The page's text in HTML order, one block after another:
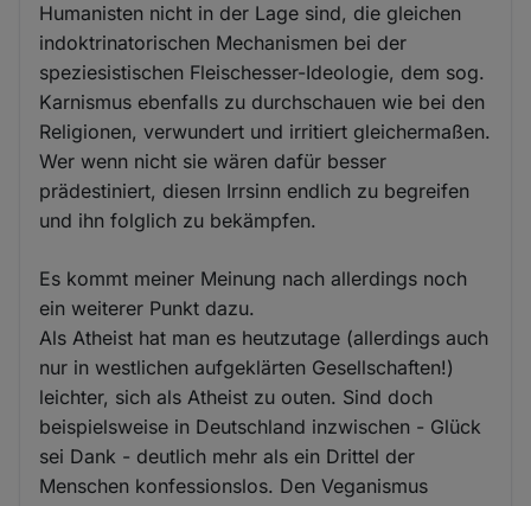
Humanisten nicht in der Lage sind, die gleichen
indoktrinatorischen Mechanismen bei der
speziesistischen Fleischesser-Ideologie, dem sog.
Karnismus ebenfalls zu durchschauen wie bei den
Religionen, verwundert und irritiert gleichermaßen.
Wer wenn nicht sie wären dafür besser
prädestiniert, diesen Irrsinn endlich zu begreifen
und ihn folglich zu bekämpfen.
Es kommt meiner Meinung nach allerdings noch
ein weiterer Punkt dazu.
Als Atheist hat man es heutzutage (allerdings auch
nur in westlichen aufgeklärten Gesellschaften!)
leichter, sich als Atheist zu outen. Sind doch
beispielsweise in Deutschland inzwischen - Glück
sei Dank - deutlich mehr als ein Drittel der
Menschen konfessionslos. Den Veganismus